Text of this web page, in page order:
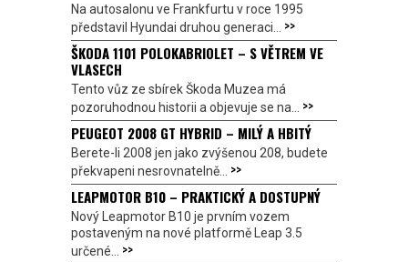
Na autosalonu ve Frankfurtu v roce 1995
představil Hyundai druhou generaci... >>
ŠKODA 1101 POLOKABRIOLET – S VĚTREM VE
VLASECH
Tento vůz ze sbírek Škoda Muzea má
pozoruhodnou historii a objevuje se na... >>
PEUGEOT 2008 GT HYBRID – MILÝ A HBITÝ
Berete-li 2008 jen jako zvýšenou 208, budete
překvapeni nesrovnatelně... >>
LEAPMOTOR B10 – PRAKTICKÝ A DOSTUPNÝ
Nový Leapmotor B10 je prvním vozem
postaveným na nové platformě Leap 3.5
určené... >>